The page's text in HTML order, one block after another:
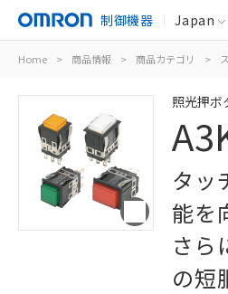
制御機器 Japan
Home > 商品情報 > 商品カテゴリ >
照光押ボ
タッ
能を
さら
の短